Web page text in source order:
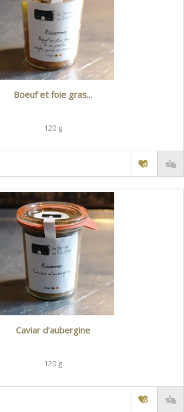
Boeuf et foie gras...
120 g
Caviar d’aubergine
120 g